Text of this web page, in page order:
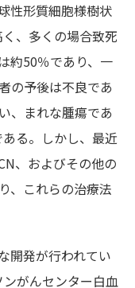
性形質細胞様樹状
、多くの場合致死
約50％であり、一
の予後は不良であ
、まれな腫瘍であ
る。しかし、最近
、およびその他の
、これらの治療法
開発が行われてい
がんセンター白血